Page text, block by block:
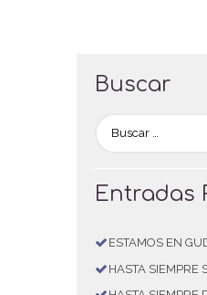
Buscar
Entradas
ESTAMOS EN
HASTA SIEMPRE